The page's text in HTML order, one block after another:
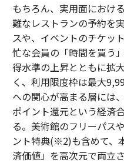
もちろん、実用面におけ
難なレストランの予約を
スや、イベントのチケッ
忙な会員の「時間を買う
得水準の上昇とともに拡
く、利用限度枠は最大
への関心が高まる層には
ポイント還元という経済
る。美術館のフリーパス
ント特典(※2)も含めて、
済価値」を高次元で両立